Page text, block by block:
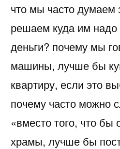
что мы часто думаем
решаем куда им надо
деньги? почему мы
машины, лучше бы
квартиру, если это
почему часто можно
«вместо того, что бы
храмы, лучше бы